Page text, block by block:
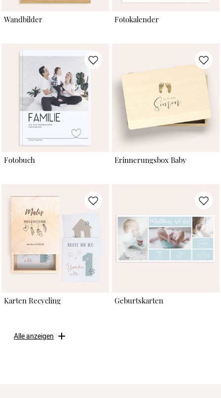
Wandbilder Fotokalender
Fotobuch Erinnerungsbox Baby
Karten Recycling Geburtskarten
Alle anzeigen